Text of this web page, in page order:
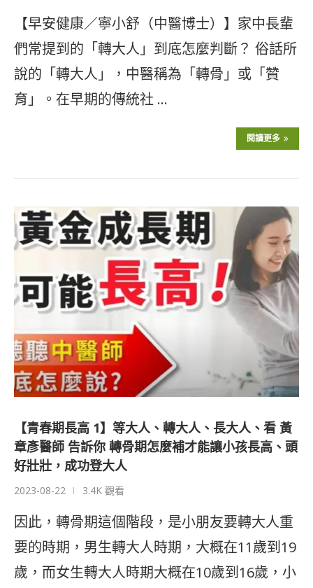
【早安健康／寧小舒（中醫博士）】家中長輩
們常提到的「轉大人」到底怎麼判斷？ 俗話所
說的「轉大人」，中醫稱為「轉骨」或「贊
育」。在早期的傳統社 …
閱讀更多
【青春期長高 1】等大人、轉大人、長大人、看 黃
章彥醫師 告訴你 轉骨期怎麼補才能讓小孩長高、頭
好壯壯，成功登大人
2023-08-22 3.4K 觀看
因此，轉骨期這個階段，是小朋友要轉大人重
要的時期，男生轉大人時期，大概在11歲到19
歲，而女生轉大人時期大概在10歲到16歲，小